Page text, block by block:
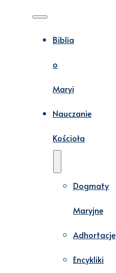
Biblia
o
Maryi
Nauczanie
Kościoła
Dogmaty
Maryjne
Adhortacje
Encykliki